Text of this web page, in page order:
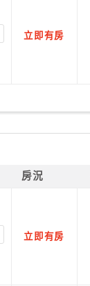
立即有房
房況
立即有房